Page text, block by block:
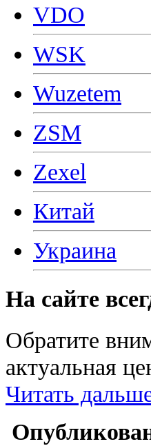
VDO
WSK
Wuzetem
ZSM
Zexel
Китай
Украина
На сайте
Обратите
актуальная
Читать